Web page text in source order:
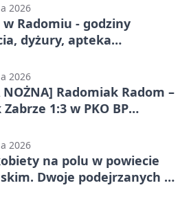
2026
Radomiu - godziny
dyżury, apteka
2026
NOŻNA] Radomiak Radom –
1:3 w PKO BP
gospodarzy
2026
na polu w powiecie
Dwoje podejrzanych w